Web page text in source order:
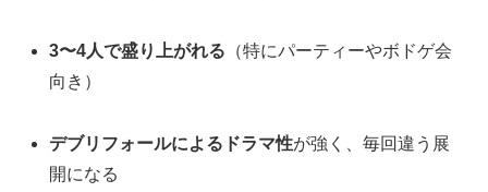
3〜4人で盛り上がれる （特にパーティーやボドゲ会
向き）
デブリフォールによるドラマ性が強く、毎回違う展
開になる